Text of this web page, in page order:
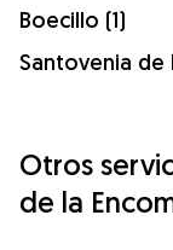
Boecillo (1)
Santovenia de
Otros
de la